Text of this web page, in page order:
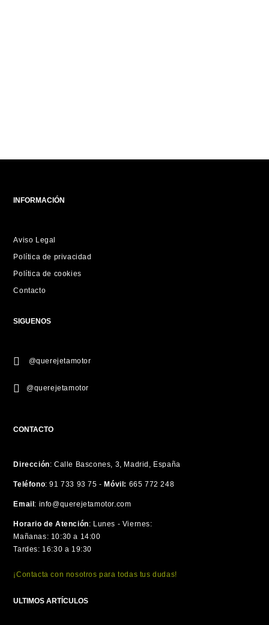
INFORMACIÓN
Aviso Legal
Política de privacidad
Política de cookies
Contacto
SIGUENOS
@querejetamotor
@querejetamotor
CONTACTO
Dirección: Calle Bascones, 3, Madrid, España
Teléfono: 91 733 93 75 - Móvil: 665 772 248
Email : info@querejetamotor.com
Horario de Atención: Lunes - Viernes:
Mañanas: 10:30 a 14:00
Tardes: 16:30 a 19:30
¡Contacta con nosotros para todas tus dudas!
ULTIMOS ARTÍCULOS